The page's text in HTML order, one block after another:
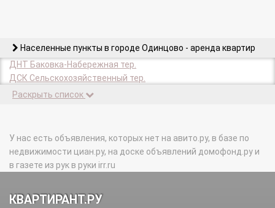
Населенные пункты в городе Одинцово - аренда квартир
ДНТ Баковка-Набережная тер.
ДСК Сельскохозяйственный тер.
Раскрыть список
У нас есть объявления, которых нет на авито.ру, в базе по
недвижимости циан.ру, на доске объявлений домофонд.ру и
в газете из рук в руки irr.ru
КВАРТИРАНТ.РУ